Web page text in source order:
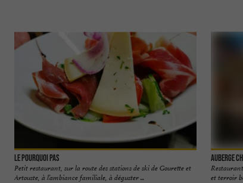
Le Pourquoi Pas
Petit restaurant, sur la route des stations de ski de Gourette et
Artouste, à l’ambiance familiale, à déguster ...
Auberge
et terroir